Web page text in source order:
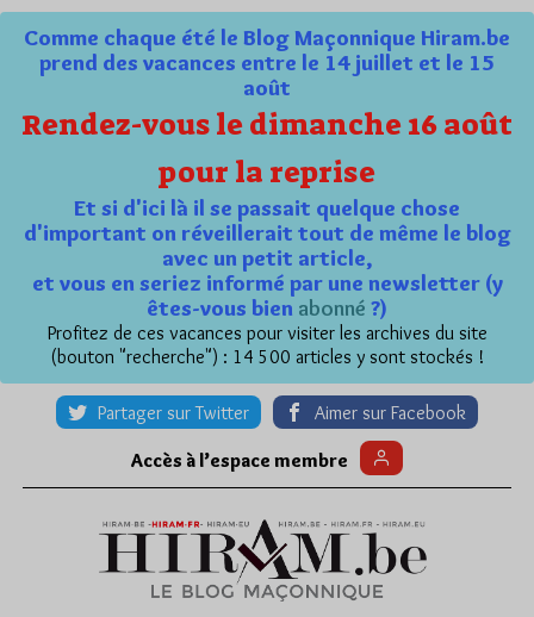
Comme chaque été le Blog Maçonnique Hiram.be
prend des vacances entre le 14 juillet et le 15
août
Rendez-vous le dimanche 16 août
pour la reprise
Et si d'ici là il se passait quelque chose
d'important on réveillerait tout de même le blog
avec un petit article,
et vous en seriez informé par une newsletter (y
êtes-vous bien abonné ?)
Profitez de ces vacances pour visiter les archives du site
(bouton "recherche") : 14 500 articles y sont stockés !
Partager sur Twitter Aimer sur Facebook
Accès à l’espace membre